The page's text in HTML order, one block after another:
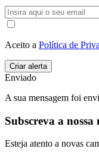
Aceito a Política de
Enviado
A sua mensagem foi
Subscreva a nossa
Esteja atento a novas